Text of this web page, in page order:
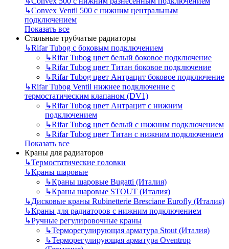
↳Convex Ventil 500 с нижним центральным
подключением
Показать все
Стальные трубчатые радиаторы
↳Rifar Tubog с боковым подключением
↳Rifar Tubog цвет белый боковое подключение
↳Rifar Tubog цвет Титан боковое подключение
↳Rifar Tubog цвет Антрацит боковое подключение
↳Rifar Tubog Ventil нижнее подключение с
термостатическим клапаном (DV1)
↳Rifar Tubog цвет Антрацит с нижним
подключением
↳Rifar Tubog цвет белый с нижним подключением
↳Rifar Tubog цвет Титан с нижним подключением
Показать все
Краны для радиаторов
↳Термостатические головки
↳Краны шаровые
↳Краны шаровые Bugatti (Италия)
↳Краны шаровые STOUT (Италия)
↳Дисковые краны Rubinetterie Bresciane Eurofly (Италия)
↳Краны для радиаторов с нижним подключением
↳Ручные регулировочные краны
↳Терморегулирующая арматура Stout (Италия)
↳Терморегулирующая арматура Oventrop